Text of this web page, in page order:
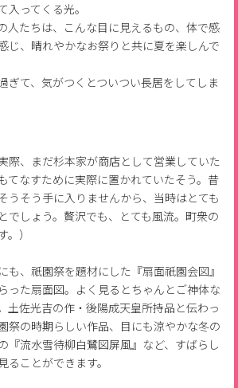
入ってくる光。
人たちは、こんな目に見えるもの、体で感
じ、晴れやかなお祭りと共に夏を楽しんで
ぎて、気がつくとついつい長居をしてしま
際、まだ杉本家が商店として営業していた
てなすために実際に置かれていたそう。昔
うそう手に入りませんから、当時はとても
でしょう。贅沢でも、とても風流。町衆の
）
も、祇園祭を題材にした『扇面祇園会図』
った扇面図。よく見るとちゃんとご神体な
土佐光吉の作・後陽成天皇所持品と伝わっ
祭の時期らしい作品、目にも涼やかな冬の
『流水雪待柳白鷺図屏風』など、すばらし
ることができます。